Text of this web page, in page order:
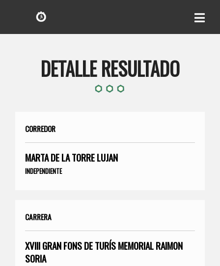
DETALLE RESULTADO
CORREDOR
MARTA DE LA TORRE LUJAN
INDEPENDIENTE
CARRERA
XVIII GRAN FONS DE TURÍS MEMORIAL RAIMON
SORIA